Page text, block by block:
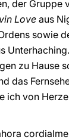
der Gruppe
Love aus
sowie
zu Hause
das
ich von